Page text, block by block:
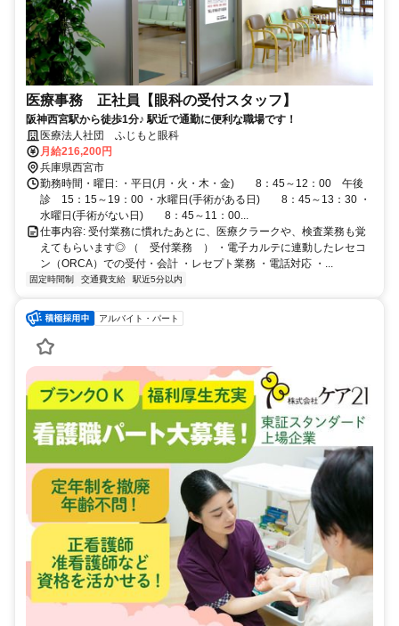
医療事務 正社員【眼科の受付スタッフ】
阪神西宮駅から徒歩1分♪ 駅近で通勤に便利な職場です！
医療法人社団 ふじもと眼科
月給216,200円
兵庫県西宮市
勤務時間・曜日: ・平日(月・火・木・金) 8：45～12：00 午後
診 15：15～19：00 ・水曜日(手術がある日) 8：45～13：30 ・
水曜日(手術がない日) 8：45～11：00...
仕事内容: 受付業務に慣れたあとに、医療クラークや、検査業務も覚
えてもらいます◎ （ 受付業務 ） ・電子カルテに連動したレセコ
ン（ORCA）での受付・会計 ・レセプト業務 ・電話対応 ・...
固定時間制 交通費支給 駅近5分以内
アルバイト・パート